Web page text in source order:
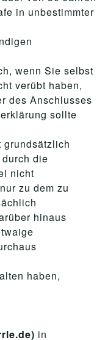
in unbestimmter
wenn Sie selbst
verübt haben,
des Anschlusses
sollte
grundsätzlich
die
nicht
zu dem zu
hinaus
haben,
in